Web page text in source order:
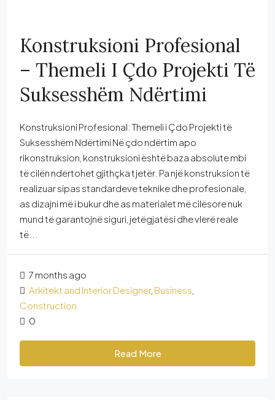
Konstruksioni Profesional
– Themeli I Çdo Projekti Të
Suksesshëm Ndërtimi
Konstruksioni Profesional: Themeli i Çdo Projekti të
Suksesshëm Ndërtimi Në çdo ndërtim apo
rikonstruksion, konstruksioni është baza absolute mbi
të cilën ndërtohet gjithçka tjetër. Pa një konstruksion të
realizuar sipas standardeve teknike dhe profesionale,
as dizajni më i bukur dhe as materialet më cilësore nuk
mund të garantojnë siguri, jetëgjatësi dhe vlerë reale
të...
7 months ago
Arkitekt and Interior Designer, Business
Construction
0
Read More